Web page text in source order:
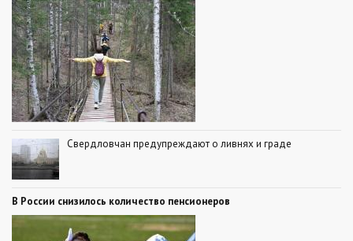
Свердловчан предупреждают о ливнях и граде
В России снизилось количество пенсионеров